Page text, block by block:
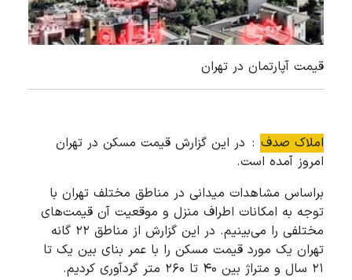
قیمت آپارتمان در تهران
املاک صدف : در این گزارش قیمت مسکن در تهران
امروز آمده است.
براساس مشاهدات میدانی در مناطق مختلف تهران با
توجه به امکانات اطراف منزل و موقعیت آن قیمت‌های
مختلفی را می‌بینیم. در این گزارش از مناطق ۲۲ گانه
تهران یک مورد قیمت مسکن را با عمر بنای بین یک تا
۲۱ سال و متراژ بین ۴۰ تا ۲۶۰ متر گردآوری کردیم.